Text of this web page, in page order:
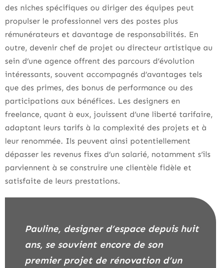
des niches spécifiques ou diriger des équipes peut
propulser le professionnel vers des postes plus
rémunérateurs et davantage de responsabilités. En
outre, devenir chef de projet ou directeur artistique au
sein d’une agence offrent des parcours d’évolution
intéressants, souvent accompagnés d’avantages tels
que des primes, des bonus de performance ou des
participations aux bénéfices. Les designers en
freelance, quant à eux, jouissent d’une liberté tarifaire,
adaptant leurs tarifs à la complexité des projets et à
leur renommée. Ils peuvent ainsi potentiellement
dépasser les revenus fixes d’un salarié, notamment s’ils
parviennent à se construire une clientèle fidèle et
satisfaite de leurs prestations.
Pauline, designer d’espace depuis huit
ans, se souvient encore de son
premier projet de rénovation d’un